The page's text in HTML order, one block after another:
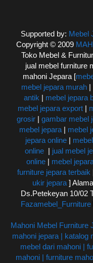
Supported by: Mebel
Copyright © 2009
Toko Mebel &
jual mebel furniture
mahoni Jepara [
mebel jepara murah |
antik | mebel jepara
mebel jepara export |
grosir | gambar mebel
mebel jepara| mebel
jepara online |
online | jual mebel
online | mebel
furniture jepara terbaik
ukir jepara ]
Ds.Petekeyan 10/02
Fazamebel_Furniture
Mahoni Mebel Furniture
mahoni jepara | katalog
mebel dari mahoni |
mahoni | furniture